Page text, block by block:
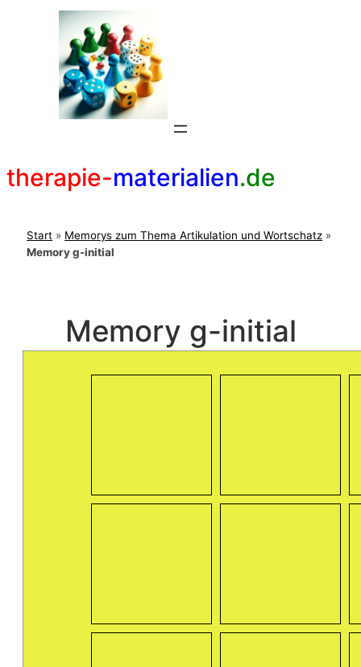
therapie-materialien.de
Start » Memorys zum Thema Artikulation und Wortschatz »
Memory g-initial
Memory g-initial